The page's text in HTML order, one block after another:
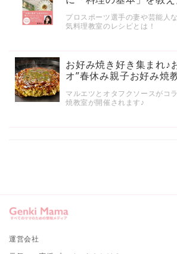
プロスポーツ選手の妻や芸能人
気料理教室のレシピとは！
お好み焼き好き集まれ♪
オ”春休み親子お好み焼
マルエツとオタフクソースがコ
焼教室が開催されます♪
運営会社